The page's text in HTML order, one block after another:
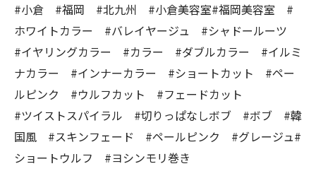
#小倉 #福岡 #北九州 #小倉美容室#福岡美容室 #
ホワイトカラー #バレイヤージュ #シャドールーツ
#イヤリングカラー #カラー #ダブルカラー #イルミ
ナカラー #インナーカラー #ショートカット #ペー
ルピンク #ウルフカット #フェードカット
#ツイストスパイラル #切りっぱなしボブ #ボブ #韓
国風 #スキンフェード #ペールピンク #グレージュ#
ショートウルフ #ヨシンモリ巻き